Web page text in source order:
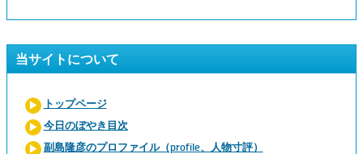
当サイトについて
トップページ
今日のぼやき目次
副島隆彦のプロファイル（profile、人物寸評）